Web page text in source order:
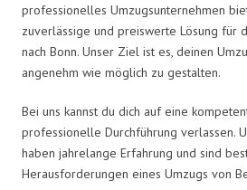
professionelles Umzugsunternehmen
zuverlässige und preiswerte Lösung für
nach Bonn. Unser Ziel ist es, deinen
angenehm wie möglich zu gestalten.
Bei uns kannst du dich auf eine
professionelle Durchführung verlassen.
haben jahrelange Erfahrung und sind
Herausforderungen eines Umzugs von